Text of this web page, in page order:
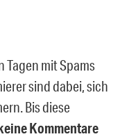
Tagen mit Spams
sind dabei, sich
Bis diese
Kommentare